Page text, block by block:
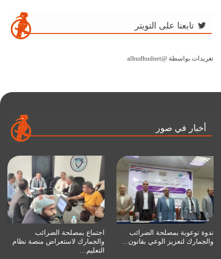
تابعنا على التويتر
تغريدات بواسطة @alhudhudnet
أخبار في صور
ندوة توعوية بمصلحة الضرائب
والجمارك لتعزيز الوعي بقانون…
اجتماع بمصلحة الضرائب
والجمارك لاستعراض منصة نظام
التعليم…